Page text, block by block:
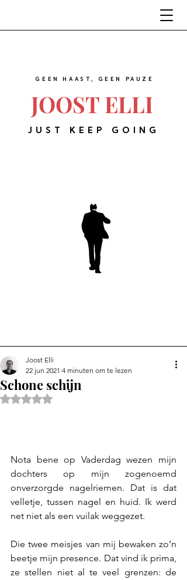
JOOST ELLI
GEEN HAAST, GEEN PAUZE
JUST KEEP GOING
Schone schijn
Joost Elli
22 jun 2021 4 minuten om te lezen
Beoordeeld met NaN uit 5 sterren.
Nota bene op Vaderdag wezen mijn
dochters op mijn zogenoemd
onverzorgde nagelriemen. Dat is dat
velletje, tussen nagel en huid. Ik werd
net niet als een vuilak weggezet.
Die twee meisjes van mij bewaken zo’n
beetje mijn presence. Dat vind ik prima,
ze stellen niet al te veel grenzen: de